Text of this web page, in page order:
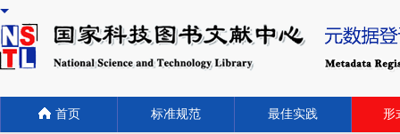
首页 标准规范 最佳实践 形